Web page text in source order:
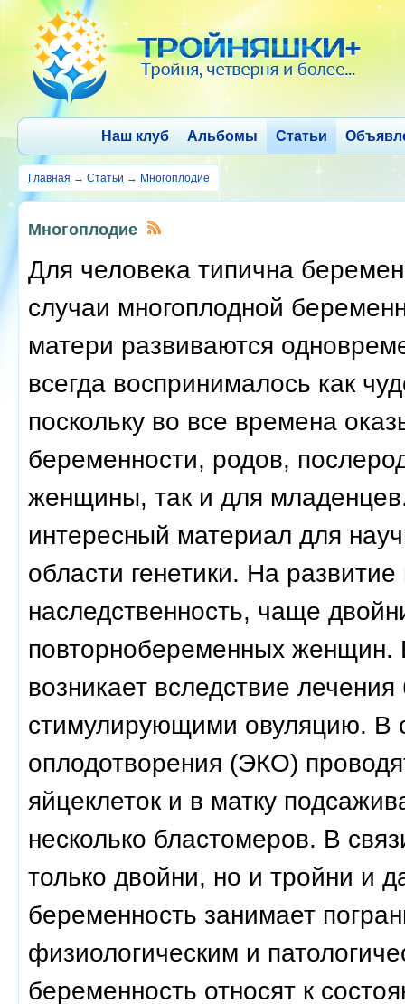
Наш клуб Альбомы Статьи
Главная → Статьи → Многоплодие
Многоплодие
Для человека типична
случаи многоплодной
матери развиваются
всегда воспринималось как
поскольку во все времена
беременности, родов,
женщины, так и для
интересный материал для
области генетики. На
наследственность, чаще
повторнобеременных женщин.
возникает вследствие
стимулирующими овуляцию. В
оплодотворения (ЭКО)
яйцеклеток и в матку
несколько бластомеров. В
только двойни, но и тройни и
беременность занимает
физиологическим и
беременность относят к